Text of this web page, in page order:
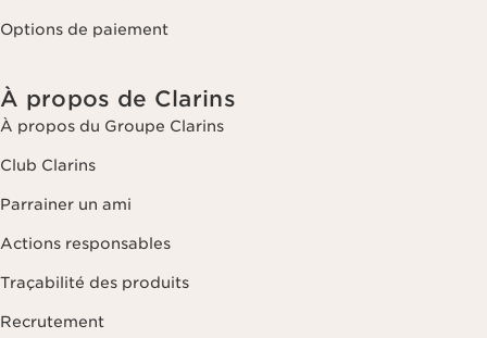
Options de paiement
À propos de Clarins
À propos du Groupe Clarins
Club Clarins
Parrainer un ami
Actions responsables
Traçabilité des produits
Recrutement